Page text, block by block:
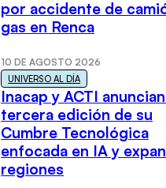
por accidente de
gas en Renca
10 DE AGOSTO 2026
UNIVERSO AL DÍA
Inacap y ACTI
tercera edición de su
Cumbre Tecnológica
enfocada en IA y
regiones